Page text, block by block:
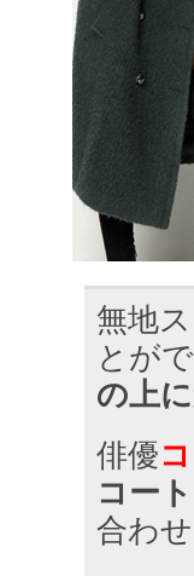
無地
とが
の上
俳優
コート
合わせ